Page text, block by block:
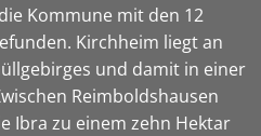
Kommune mit den 12
Kirchheim liegt an
und damit in einer
Reimboldshausen
Ibra zu einem zehn Hektar